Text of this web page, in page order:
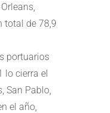
total de 78,9
portuarios
lo cierra el
San Pablo,
el año,